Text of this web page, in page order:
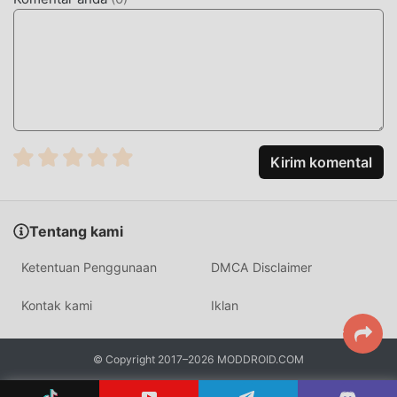
Kirim komental
Tentang kami
Ketentuan Penggunaan DMCA Disclaimer
Kontak kami Iklan
© Copyright 2017–2026 MODDROID.COM